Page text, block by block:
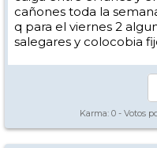
cañones toda la
q para el viernes 2
salegares y colocobia
Karma: 0 - Votos